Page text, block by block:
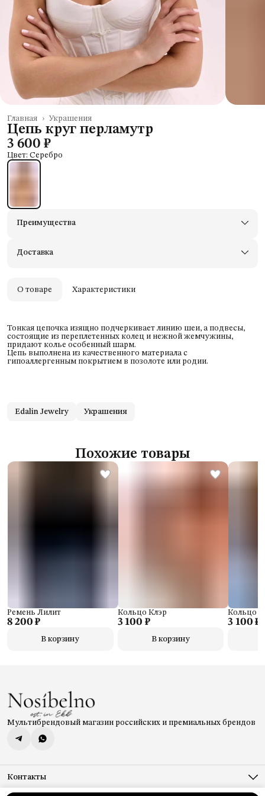
Украшения
Главная ›
Цепь круг перламутр
3 600 ₽
Цвет: Серебро
Преимущества
Оплата — картой, СБП или наличными
Доставка
О товаре Характеристики
Тонкая цепочка изящно подчеркивает линию шеи, а подвесы,
состоящие из переплетенных колец и нежной жемчужины,
придают колье особенный шарм.
Цепь выполнена из качественного материала с
гипоаллергенным покрытием в позолоте или родии.
Edalin Jewelry Украшения
Похожие товары
8 200 ₽
Ремень Лилит
В корзину
3 100 ₽
Кольцо Клэр
В корзину
3 100 ₽
Кольцо
Мультибрендовый магазин российских и премиальных брендов
Контакты
Адрес